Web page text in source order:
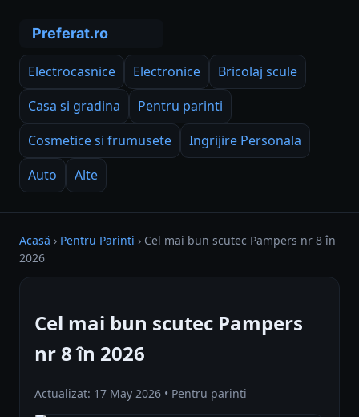
Electrocasnice Electronice
Bricolaj scule
Casa si gradina
Pentru parinti
Cosmetice si frumusete
Ingrijire Personala
Auto
Alte
Acasă › Pentru Parinti › Cel mai bun scutec Pampers nr 8 în
2026
Cel mai bun scutec Pampers
nr 8 în 2026
Actualizat: 17 May 2026 • Pentru parinti